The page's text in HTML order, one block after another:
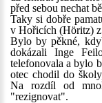
před sebou nechat
Taky si dobře
v Hořicích (Höritz) z
Bylo by pěkné,
dokázali Inge
telefonovala a bylo
otec chodil do
Na rozdíl od
"rezignovat".